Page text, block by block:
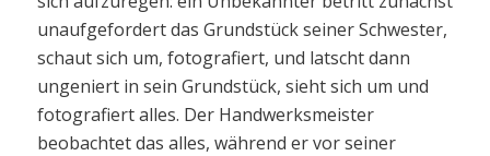
unaufgefordert das Grundstück seiner Schwester,
schaut sich um, fotografiert, und latscht dann
ungeniert in sein Grundstück, sieht sich um und
fotografiert alles. Der Handwerksmeister
beobachtet das alles, während er vor seiner